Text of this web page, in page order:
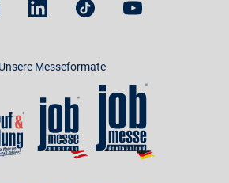
Unsere Messeformate